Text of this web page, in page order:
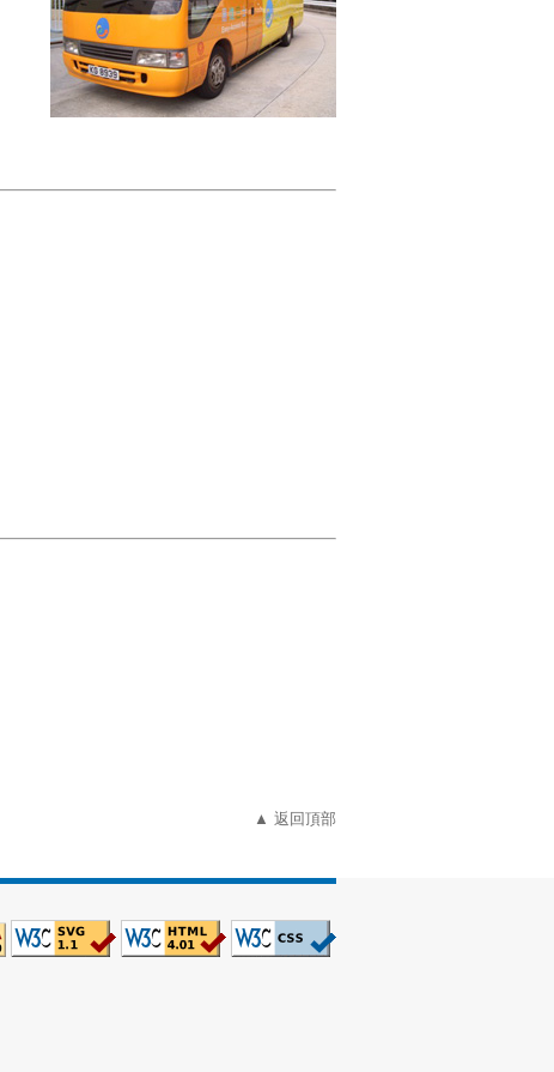
▲ 返回頂部